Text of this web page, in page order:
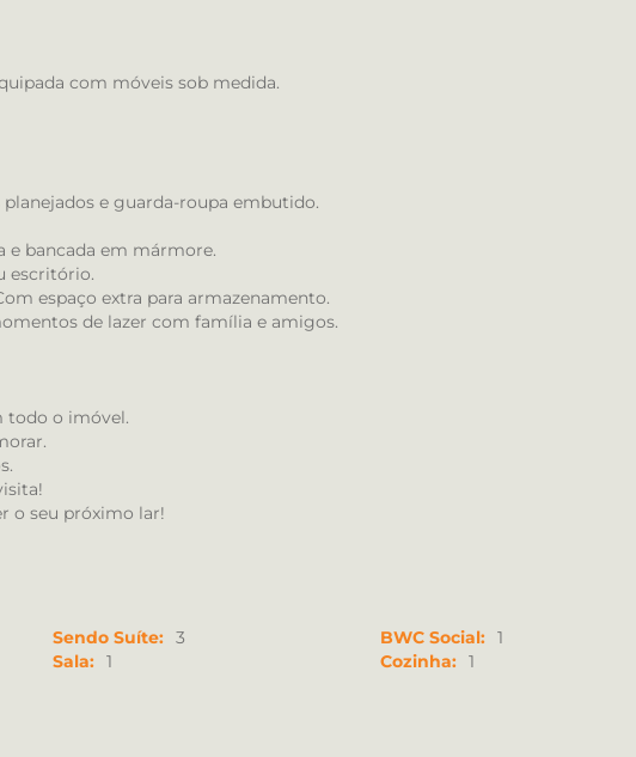
com móveis sob medida.
e guarda-roupa embutido.
e bancada em mármore.
escritório.
espaço extra para armazenamento.
de lazer com família e amigos.
todo o imóvel.
o seu próximo lar!
Sendo Suíte: 3 BWC Social: 1
Sala: 1 Cozinha: 1